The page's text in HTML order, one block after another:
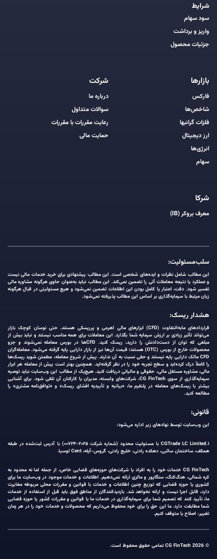
شرایط
سود سهام
واریز و برداشت
جزئیات محصول
بازارها
فارکس
شاخص‌ها
فلزات گرانبها
ارز دیجیتال
انرژی‌ها
سهام
شرکت
درباره ما
سوالات متداول
رعایت مقررات با مقررات
حمایت مالی
شرکا
معرف بروکر (IB)
سلب‌مسئولیت:
این مطالب شامل نظرات و ایده‌های شخصی است. این مطالب پیشنهادی برای خرید خدمات مالی نیست
و عملکرد یا نتیجه معاملات آتی را تضمین نمی‌کند. این مطالب نباید به‌عنوان حاوی هرگونه مشاوره مالی
تفسیر شود. دقت، اعتبار یا کامل بودن این اطلاعات تضمین نمی‌شود و هیچ مسئولیتی در قبال هرگونه
زیان مرتبط با سرمایه‌گذاری بر اساس این مطالب پذیرفته نمی‌شود.
هشدار ریسک:
قراردادهای مابه‌التفاوت (CFD) ابزارهای مالی اهرمی و پرریسکی هستند. حتی نوسان کوچک بازار
می‌تواند تأثیر زیادی بر ارزش سرمایه شما بگذارد. این معاملات برای همه مناسب نیستند و نباید بیش از
مبلغی که توان از دست‌دادنش را دارید، ریسک کنید. CFDها در بورس معامله نمی‌شوند و جزو
محصولات خارج از بورس (OTC) هستند؛ قیمت آن‌ها نیز از بازار دارایی پایه گرفته می‌شود. معامله‌گران
CFD مالک دارایی پایه نیستند و حقی نسبت به آن ندارند. پیش از شروع معامله، مطمئن شوید ریسک‌ها
را کاملاً درک کرده‌اید و سطح تجربه خود را در نظر گرفته‌اید. همچنین بهتر است پیش از معامله هر ابزار
مالی، مشاوره مستقل مالی، حقوقی و مالیاتی دریافت کنید. هیچ‌یک از مطالب این وب‌سایت نباید توصیه
سرمایه‌گذاری از سوی CG FinTech، شرکت‌های وابسته، مدیران یا کارکنان آن تلقی شود. برای آشنایی
بیشتر با ریسک‌های معامله در پلتفرم ما، «بیانیه و تأییدیه افشای ریسک» و «توافق‌نامه مشتری» را
مطالعه کنید.
قانونی:
این وب‌سایت توسط نهادهای زیر اداره می‌شود:
۱.CGTrade LC Limited با مسئولیت محدود (شماره شرکت ۲۰۲۵-۰۰۷۲۴) با آدرس ثبت‌شده در طبقه
همکف، ساختمان ساثبی، دهکده رادنی، خلیج رادنی، گروس-آیله، Cent لوسیا.
CG FinTech خدمات خود را به افراد یا شرکت‌های حوزه‌های قضایی خاص، از جمله اما نه محدود به
کره شمالی، هنگ‌کنگ، سنگاپور و مالزی ارائه نمی‌دهیم. اطلاعات و خدمات موجود در وب‌سایت ما برای
کشوری یا حوزه قضایی که توزیع چنین اطلاعات و خدمات با قوانین و مقررات محلی مربوطه مغایرت
دارد، قابل اجرا نیست و ارائه نخواهد شد. بازدیدکنندگان از مناطق فوق باید قبل از استفاده از خدمات
ما، تأیید کنند که تصمیم شما برای سرمایه‌گذاری در خدمات ما با قوانین و مقررات کشور یا حوزه قضایی
شما مطابقت دارد. ما این حق را برای خود محفوظ می‌داریم که محصولات و خدمات خود را در هر زمان
تغییر، اصلاح یا متوقف کنیم.
© 2026 CG FinTech تمامی حقوق محفوظ است.